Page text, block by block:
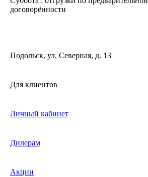
договорённости
Подольск, ул. Северная, д. 13
Для клиентов
Личный кабинет
Дилерам
Акции